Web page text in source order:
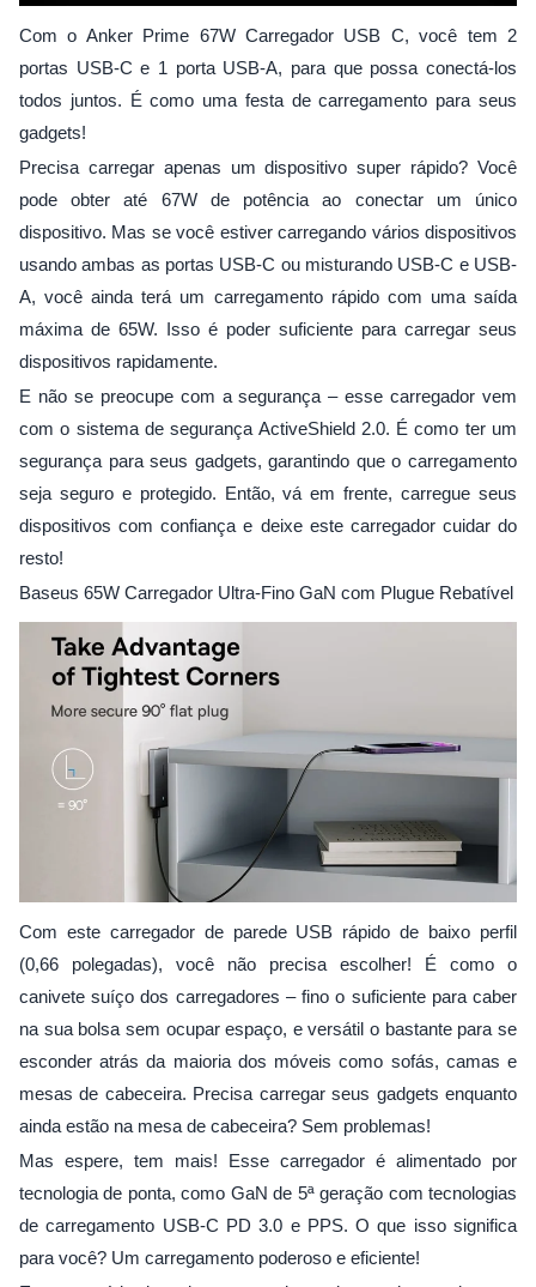
Com o Anker Prime 67W Carregador USB C, você tem 2
portas USB-C e 1 porta USB-A, para que possa conectá-los
todos juntos. É como uma festa de carregamento para seus
gadgets!
Precisa carregar apenas um dispositivo super rápido? Você
pode obter até 67W de potência ao conectar um único
dispositivo. Mas se você estiver carregando vários dispositivos
usando ambas as portas USB-C ou misturando USB-C e USB-
A, você ainda terá um carregamento rápido com uma saída
máxima de 65W. Isso é poder suficiente para carregar seus
dispositivos rapidamente.
E não se preocupe com a segurança – esse carregador vem
com o sistema de segurança ActiveShield 2.0. É como ter um
segurança para seus gadgets, garantindo que o carregamento
seja seguro e protegido. Então, vá em frente, carregue seus
dispositivos com confiança e deixe este carregador cuidar do
resto!
Baseus 65W Carregador Ultra-Fino GaN com Plugue Rebatível
Com este carregador de parede USB rápido de baixo perfil
(0,66 polegadas), você não precisa escolher! É como o
canivete suíço dos carregadores – fino o suficiente para caber
na sua bolsa sem ocupar espaço, e versátil o bastante para se
esconder atrás da maioria dos móveis como sofás, camas e
mesas de cabeceira. Precisa carregar seus gadgets enquanto
ainda estão na mesa de cabeceira? Sem problemas!
Mas espere, tem mais! Esse carregador é alimentado por
tecnologia de ponta, como GaN de 5ª geração com tecnologias
de carregamento USB-C PD 3.0 e PPS. O que isso significa
para você? Um carregamento poderoso e eficiente!